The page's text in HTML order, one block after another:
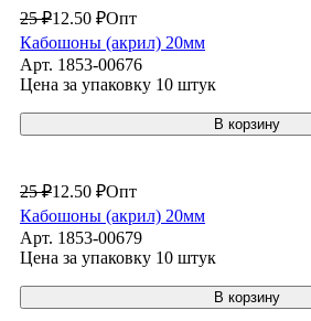
25 ₽12.50 ₽Опт
Кабошоны (акрил) 20мм
Арт. 1853-00676
Цена за упаковку 10 штук
В корзину
25 ₽12.50 ₽Опт
Кабошоны (акрил) 20мм
Арт. 1853-00679
Цена за упаковку 10 штук
В корзину